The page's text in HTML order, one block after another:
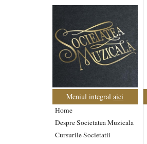
Meniul integralaici
Home
Despre Societatea Muzicala
Cursurile Societatii